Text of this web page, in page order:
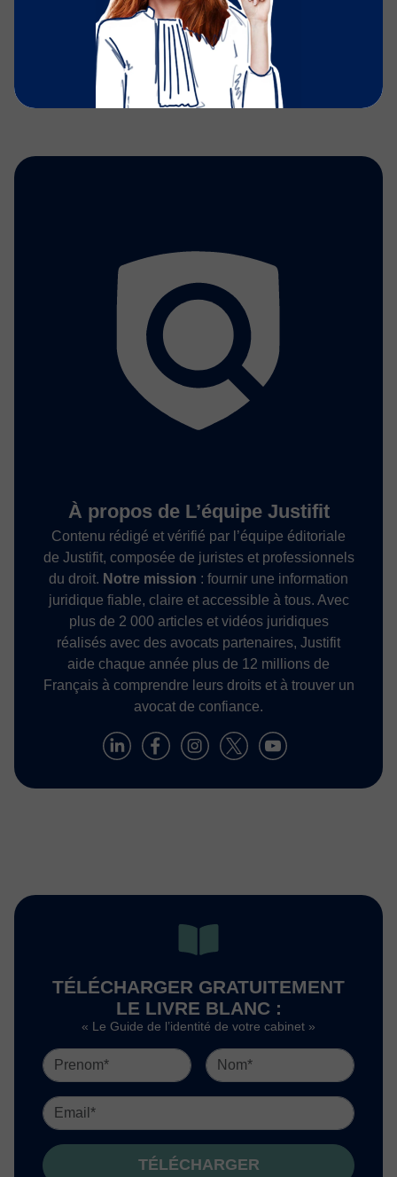
Découvrir plus de catégories :
Gestion du cabinet Webinars
À propos de L’équipe Justifit
Contenu rédigé et vérifié par l’équipe éditoriale
de Justifit, composée de juristes et professionnels
du droit. Notre mission : fournir une information
juridique fiable, claire et accessible à tous. Avec
plus de 2 000 articles et vidéos juridiques
réalisés avec des avocats partenaires, Justifit
aide chaque année plus de 12 millions de
Français à comprendre leurs droits et à trouver un
avocat de confiance.
TÉLÉCHARGER GRATUITEMENT
LE LIVRE BLANC :
« Le Guide de l’identité de votre cabinet »
TÉLÉCHARGER